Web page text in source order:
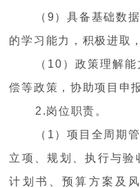
（9）具备基础数
的学习能力，积极进取
（10）政策理解
偿等政策，协助项目申
2.岗位职责。
（1）项目全周期
立项、规划、执行与验
计划书、预算方案及